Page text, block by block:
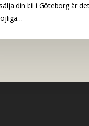
din bil i Göteborg är